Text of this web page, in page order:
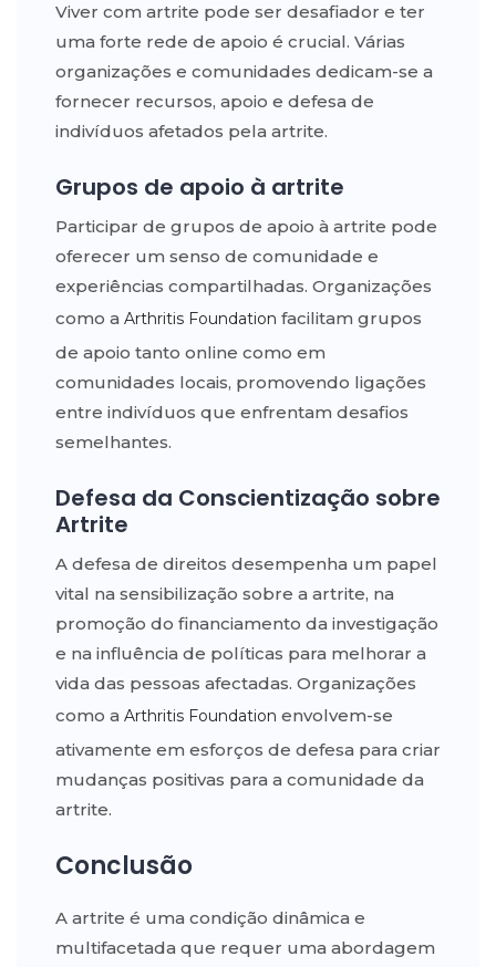
Viver com artrite pode ser desafiador e ter
uma forte rede de apoio é crucial. Várias
organizações e comunidades dedicam-se a
fornecer recursos, apoio e defesa de
indivíduos afetados pela artrite.
Grupos de apoio à artrite
Participar de grupos de apoio à artrite pode
oferecer um senso de comunidade e
experiências compartilhadas. Organizações
como a Arthritis Foundation facilitam grupos
de apoio tanto online como em
comunidades locais, promovendo ligações
entre indivíduos que enfrentam desafios
semelhantes.
Defesa da Conscientização sobre
Artrite
A defesa de direitos desempenha um papel
vital na sensibilização sobre a artrite, na
promoção do financiamento da investigação
e na influência de políticas para melhorar a
vida das pessoas afectadas. Organizações
como a Arthritis Foundation envolvem-se
ativamente em esforços de defesa para criar
mudanças positivas para a comunidade da
artrite.
Conclusão
A artrite é uma condição dinâmica e
multifacetada que requer uma abordagem